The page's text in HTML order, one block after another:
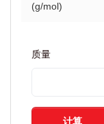
(g/mol)
质量
计算